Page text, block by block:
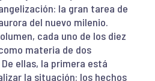
la gran tarea de
del nuevo milenio.
cada uno de los diez
materia de dos
ellas, la primera está
la situación: los hechos